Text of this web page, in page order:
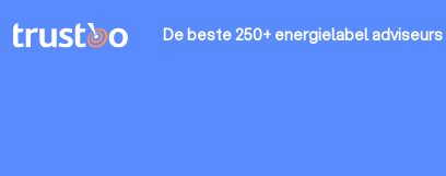
De beste 250+ energielabel adviseurs